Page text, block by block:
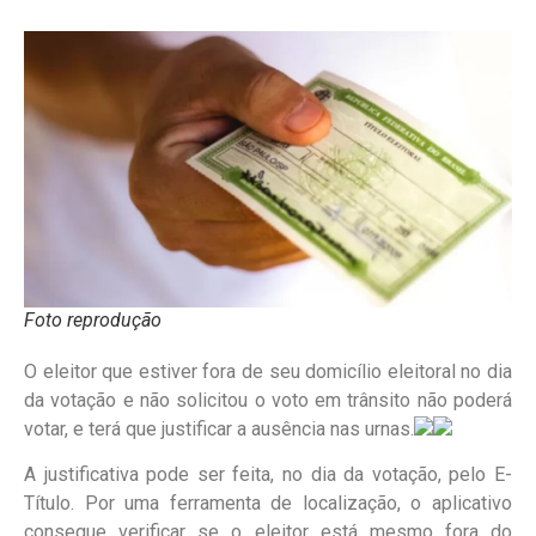
Foto reprodução
O eleitor que estiver fora de seu domicílio eleitoral no dia
da votação e não solicitou o voto em trânsito não poderá
votar, e terá que justificar a ausência nas urnas.
A justificativa pode ser feita, no dia da votação, pelo E-
Título. Por uma ferramenta de localização, o aplicativo